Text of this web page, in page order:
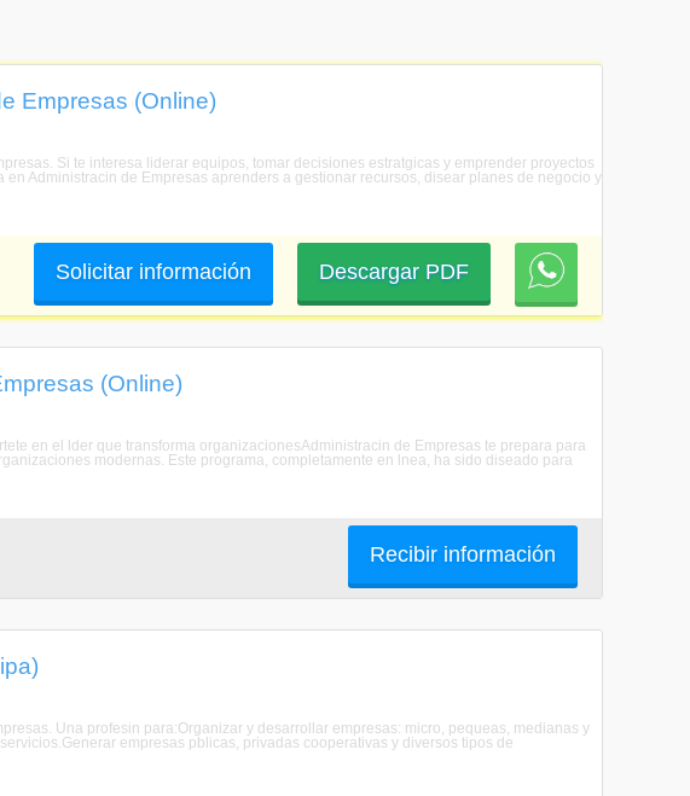
Empresas (Online)
Si te interesa liderar equipos, tomar decisiones estratgicas y emprender proyectos
Administracin de Empresas aprenders a gestionar recursos, disear planes de negocio y
Descargar PDF
Solicitar información
(Online)
en el lder que transforma organizacionesAdministracin de Empresas te prepara para
modernas. Este programa, completamente en lnea, ha sido diseado para
Recibir información
Una profesin para:Organizar y desarrollar empresas: micro, pequeas, medianas y
empresas pblicas, privadas cooperativas y diversos tipos de